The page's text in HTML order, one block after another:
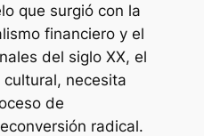
que surgió con la
financiero y el
del siglo XX, el
necesita
de
radical.